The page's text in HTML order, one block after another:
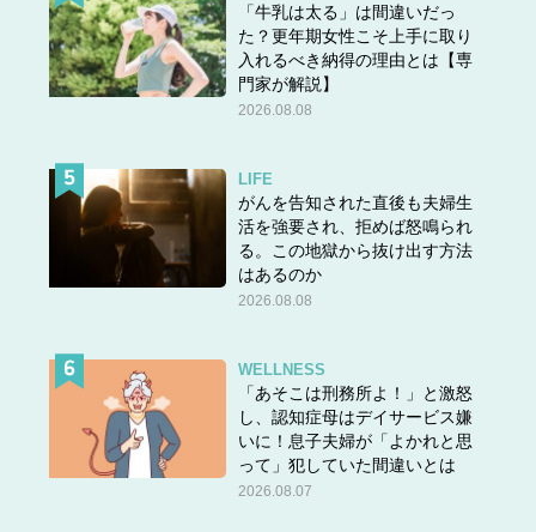
「牛乳は太る」は間違いだっ
た？更年期女性こそ上手に取り
入れるべき納得の理由とは【専
門家が解説】
2026.08.08
LIFE
がんを告知された直後も夫婦生
活を強要され、拒めば怒鳴られ
る。この地獄から抜け出す方法
はあるのか
2026.08.08
WELLNESS
「あそこは刑務所よ！」と激怒
し、認知症母はデイサービス嫌
いに！息子夫婦が「よかれと思
って」犯していた間違いとは
2026.08.07